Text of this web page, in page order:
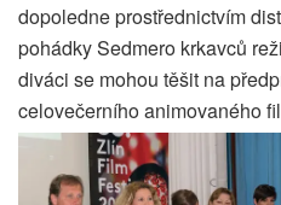
dopoledne prostřednictvím
pohádky Sedmero krkavců
diváci se mohou těšit na
celovečerního animovaného